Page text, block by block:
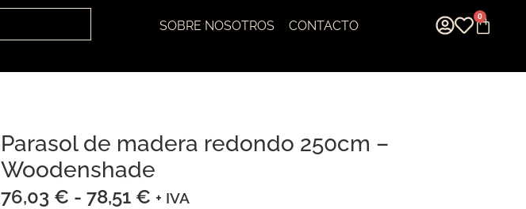
SOBRE NOSOTROS CONTACTO
0
Parasol de madera redondo 250cm –
Woodenshade
76,03 € - 78,51 € + IVA